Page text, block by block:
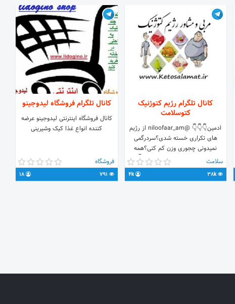
کانال تلگرام رژیم کتوژنیک
کتوسلامت
ادمین👇👇👇 @niloofaar_am از رژیم
های تکراری خسته شدی؟سردرگمی
نمیدونی چجوری وزن کم کنی؟همه
راههارو رفتی؟ کانال تلگرام ما:👇
@ketosalamat (keto_lifestyle قدیم)
ادرس اينستاگرام : 👇
سلامت
38k
4k
کانال تلگرام فروشگاه لیدوجینو
کانال فروشگاه اینترنتی لیدوجینو عرضه
کننده انواع غذا کیک وشیرینی
فروشگاه
18